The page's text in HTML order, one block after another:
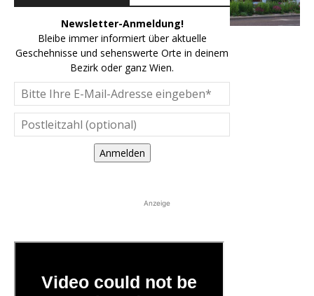
Newsletter-Anmeldung!
Bleibe immer informiert über aktuelle
Geschehnisse und sehenswerte Orte in deinem
Bezirk oder ganz Wien.
Anmelden
Anzeige